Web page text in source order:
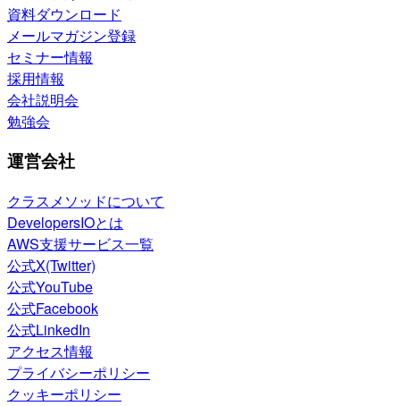
資料ダウンロード
メールマガジン登録
セミナー情報
採用情報
会社説明会
勉強会
運営会社
クラスメソッドについて
DevelopersIOとは
AWS支援サービス一覧
公式X(Twitter)
公式YouTube
公式Facebook
公式LinkedIn
アクセス情報
プライバシーポリシー
クッキーポリシー